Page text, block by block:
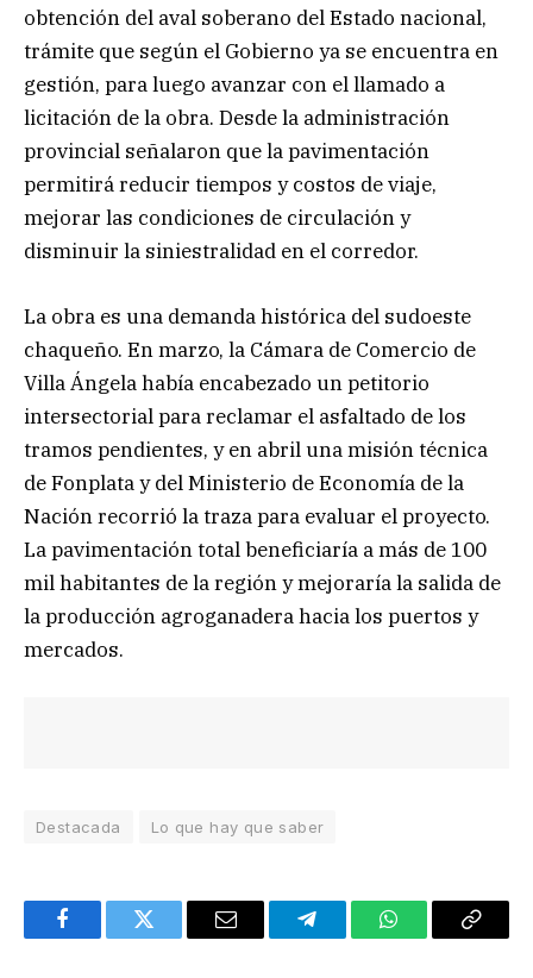
obtención del aval soberano del Estado nacional,
trámite que según el Gobierno ya se encuentra en
gestión, para luego avanzar con el llamado a
licitación de la obra. Desde la administración
provincial señalaron que la pavimentación
permitirá reducir tiempos y costos de viaje,
mejorar las condiciones de circulación y
disminuir la siniestralidad en el corredor.
La obra es una demanda histórica del sudoeste
chaqueño. En marzo, la Cámara de Comercio de
Villa Ángela había encabezado un petitorio
intersectorial para reclamar el asfaltado de los
tramos pendientes, y en abril una misión técnica
de Fonplata y del Ministerio de Economía de la
Nación recorrió la traza para evaluar el proyecto.
La pavimentación total beneficiaría a más de 100
mil habitantes de la región y mejoraría la salida de
la producción agroganadera hacia los puertos y
mercados.
Destacada Lo que hay que saber
FacebookTwitter Email TelegramWhatsAppCopy